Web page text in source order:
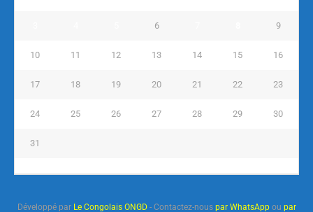
6 9
10 11 12 13 14 15 16
17 18 19 20 21 22 23
24 25 26 27 28 29 30
31
Développé par Le Congolais ONGD- Contactez-nous par WhatsAppou par